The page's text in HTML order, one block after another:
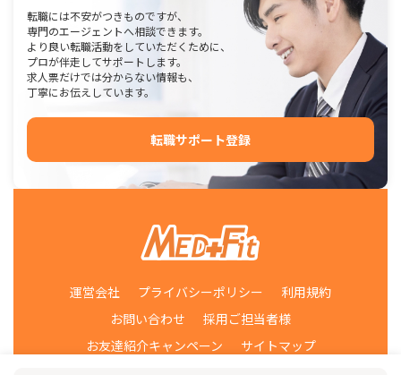
転職には不安がつきものですが、
専門のエージェントへ相談できます。
より良い転職活動をしていただくために、
プロが伴走してサポートします。
求人票だけでは分からない情報も、
丁寧にお伝えしています。
転職サポート登録
運営会社 プライバシーポリシー
利用規約
お問い合わせ
採用ご担当者様
お友達紹介キャンペーン
サイトマップ